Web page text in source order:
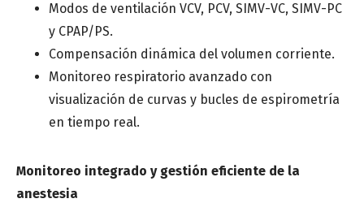
Centro de saludo o Institución médica
Mensaje
Modos de ventilación VCV, PCV, SIMV-VC, SIMV-PC
y CPAP/PS.
Compensación dinámica del volumen corriente.
Monitoreo respiratorio avanzado con
visualización de curvas y bucles de espirometría
en tiempo real.
Monitoreo integrado y gestión eficiente de la
anestesia